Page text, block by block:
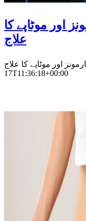
اور موٹاپے کا
علاج
اور موٹاپے کا علاج
17T11:36:18+00:00